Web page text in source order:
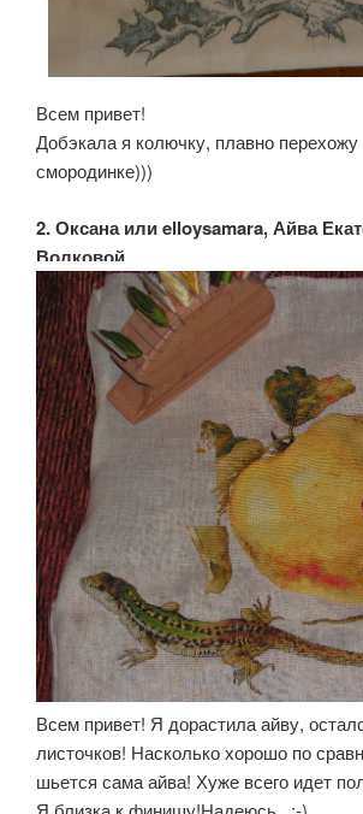
Всем привет!
Добэкала я колючку, плавно перехожу
смородинке)))
2. Оксана или elloysamara, Айва
Волковой
Всем привет! Я дорастила айву,
листочков! Насколько хорошо по
шьется сама айва! Хуже всего идет